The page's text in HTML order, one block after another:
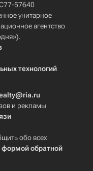
57640
унитарное
агентство
технологий
и рекламы
обо всех
формой обратной